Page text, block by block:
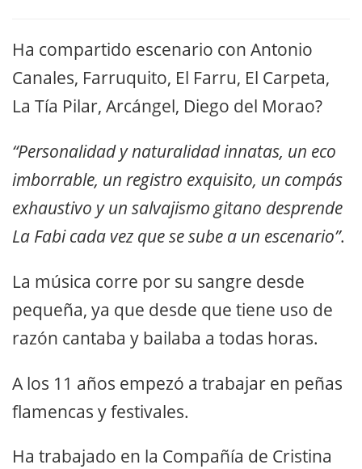
Ha compartido escenario con Antonio
Canales, Farruquito, El Farru, El Carpeta,
La Tía Pilar, Arcángel, Diego del Morao?
“Personalidad y naturalidad innatas, un eco
imborrable, un registro exquisito, un compás
exhaustivo y un salvajismo gitano desprende
La Fabi cada vez que se sube a un escenario”.
La música corre por su sangre desde
pequeña, ya que desde que tiene uso de
razón cantaba y bailaba a todas horas.
A los 11 años empezó a trabajar en peñas
flamencas y festivales.
Ha trabajado en la Compañía de Cristina